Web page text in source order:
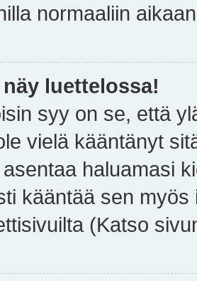
normaaliin
luettelossa!
syy on se, että
vielä kääntänyt
haluamasi
kääntää sen
(Katso